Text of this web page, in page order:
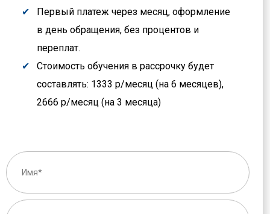
Первый платеж через месяц, оформление
в день обращения, без процентов и
переплат.
Стоимость обучения в рассрочку будет
составлять: 1333 р/месяц (на 6 месяцев),
2666 р/месяц (на 3 месяца)